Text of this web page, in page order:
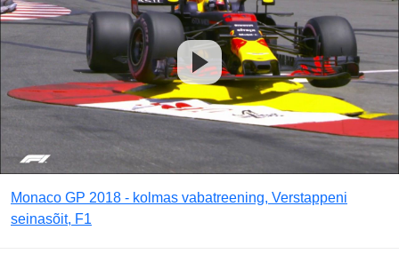
Monaco GP 2018 - kolmas vabatreening, Verstappeni
seinasõit, F1